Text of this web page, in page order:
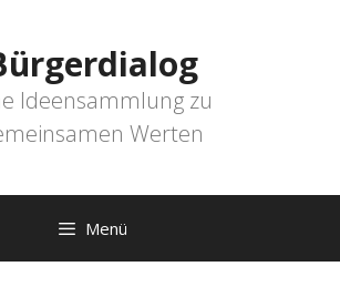
Ideensammlung zu
Werten
Menü